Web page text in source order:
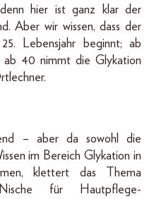
denn hier ist ganz klar der
Aber wir wissen, dass der
Lebensjahr beginnt; ab
40 nimmt die Glykation
– aber da sowohl die
im Bereich Glykation in
klettert das Thema
für Hautpflege-